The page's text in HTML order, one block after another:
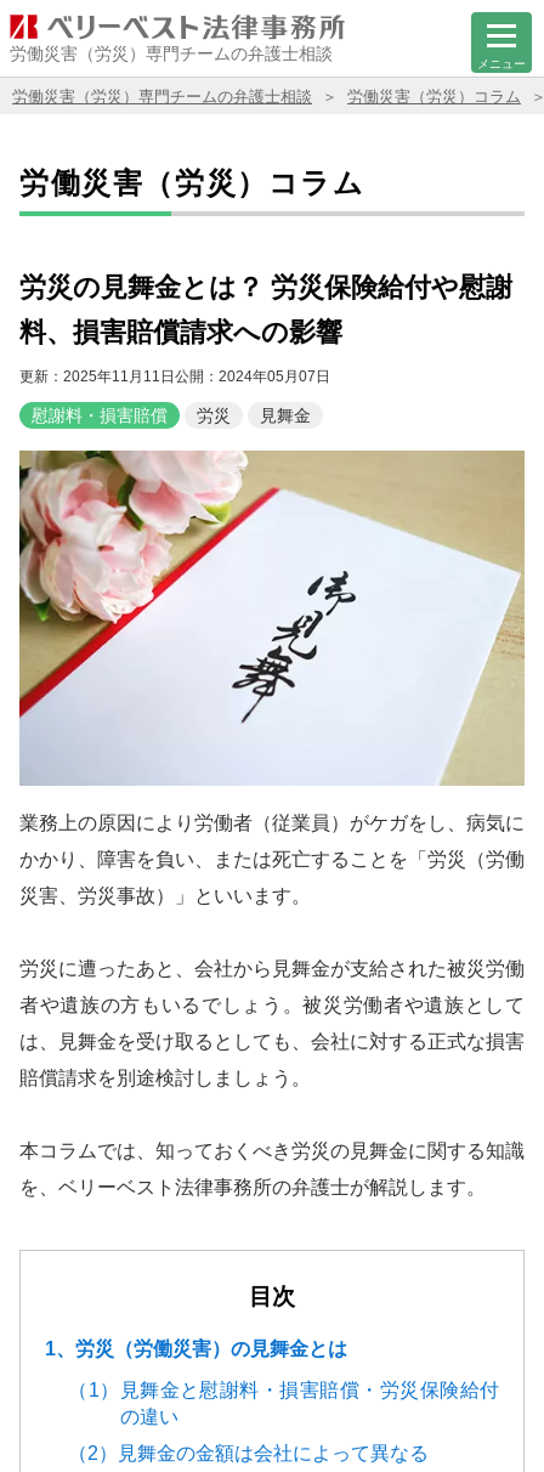
労働災害（労災）専門チームの弁護士相談
メニュー
労働災害（労災）専門チームの弁護士相談 労働災害（労災）コラム
労働災害（労災）コラム
労災の見舞金とは？ 労災保険給付や慰謝
料、損害賠償請求への影響
更新：2025年11月11日公開：2024年05月07日
慰謝料・損害賠償 労災 見舞金
業務上の原因により労働者（従業員）がケガをし、病気に
かかり、障害を負い、または死亡することを「労災（労働
災害、労災事故）」といいます。
労災に遭ったあと、会社から見舞金が支給された被災労働
者や遺族の方もいるでしょう。被災労働者や遺族として
は、見舞金を受け取るとしても、会社に対する正式な損害
賠償請求を別途検討しましょう。
本コラムでは、知っておくべき労災の見舞金に関する知識
を、ベリーベスト法律事務所の弁護士が解説します。
目次
1、労災（労働災害）の見舞金とは
（1）見舞金と慰謝料・損害賠償・労災保険給付
の違い
（2）見舞金の金額は会社によって異なる